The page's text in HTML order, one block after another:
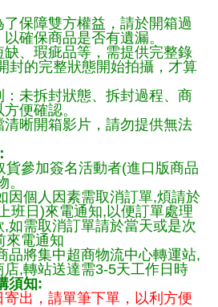
保障雙方權益，請於開箱過
確保商品是否有遺漏。
缺、瑕疵品等，需提供完整錄
封的完整狀態開始拍攝，才算
：未拆封狀態、拆封過程、商
便確認。
清晰開箱影片，請勿提供無法
參加簽名活動者(進口版商品
因個人因素需取消訂單,煩請於
班日)來電通知,以便訂單處理
如需取消訂單請於當天或是次
來電通知
品將集中超商物流中心轉運站,
,轉站送達需3-5天工作日時
須知:
寄出，請單筆下單，以利方便